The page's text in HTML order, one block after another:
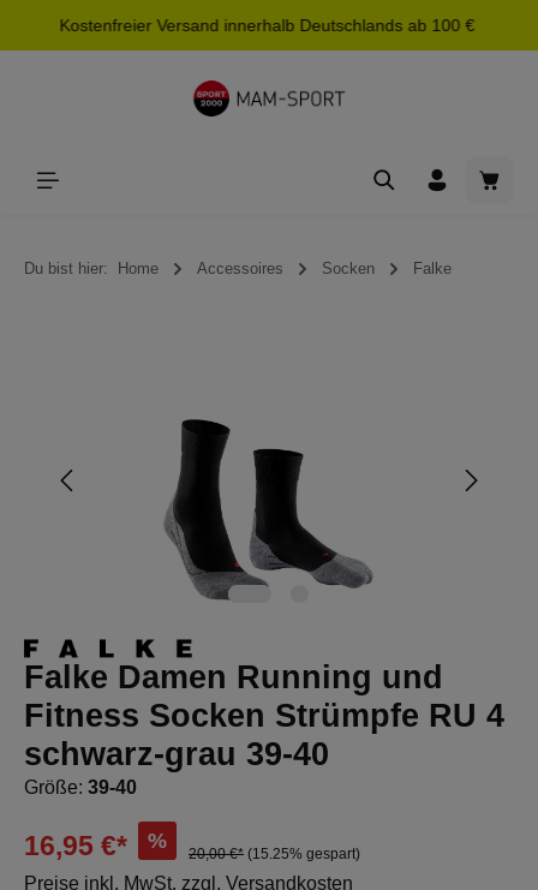
springen
Kostenfreier Versand innerhalb Deutschlands ab 100 €
Du bist hier: Home Accessoires Socken Falke
Falke Damen Running und
Fitness Socken Strümpfe RU 4
schwarz-grau 39-40
Größe: 39-40
16,95 €* %
20,00 €* (15.25% gespart)
Preise inkl. MwSt. zzgl. Versandkosten